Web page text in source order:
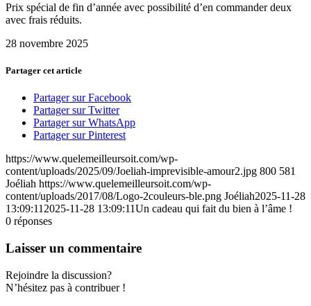
Prix spécial de fin d’année avec possibilité d’en commander deux
avec frais réduits.
28 novembre 2025
Partager cet article
Partager sur Facebook
Partager sur Twitter
Partager sur WhatsApp
Partager sur Pinterest
https://www.quelemeilleursoit.com/wp-
content/uploads/2025/09/Joeliah-imprevisible-amour2.jpg 800 581
Joéliah https://www.quelemeilleursoit.com/wp-
content/uploads/2017/08/Logo-2couleurs-ble.png Joéliah2025-11-28
13:09:11 2025-11-28 13:09:11Un cadeau qui fait du bien à l’âme !
0 réponses
Laisser un commentaire
Rejoindre la discussion?
N’hésitez pas à contribuer !